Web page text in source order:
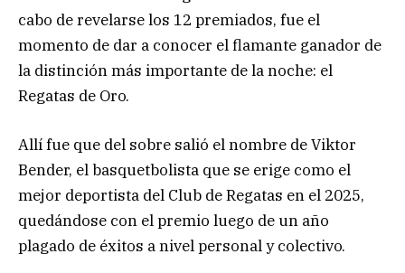
cabo de revelarse los 12 premiados, fue el
momento de dar a conocer el flamante ganador de
la distinción más importante de la noche: el
Regatas de Oro.
Allí fue que del sobre salió el nombre de Viktor
Bender, el basquetbolista que se erige como el
mejor deportista del Club de Regatas en el 2025,
quedándose con el premio luego de un año
plagado de éxitos a nivel personal y colectivo.